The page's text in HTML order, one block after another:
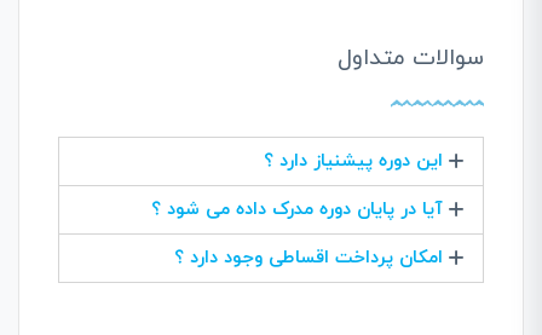
سوالات متداول
این دوره پیشنیاز دارد ؟
آیا در پایان دوره مدرک داده می شود ؟
امکان پرداخت اقساطی وجود دارد ؟